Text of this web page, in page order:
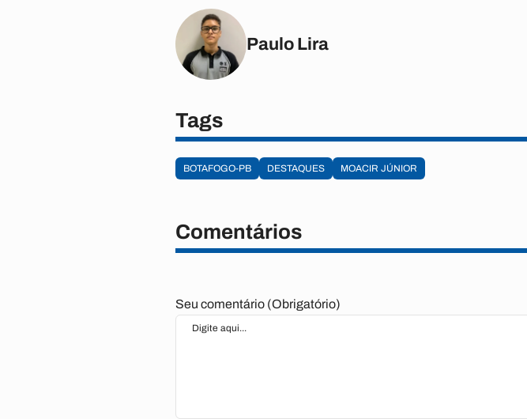
Paulo Lira
Tags
BOTAFOGO-PB DESTAQUES MOACIR JÚNIOR
Comentários
Seu comentário (Obrigatório)